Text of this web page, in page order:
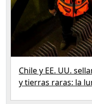
Chile y EE. UU.
y tierras raras: la